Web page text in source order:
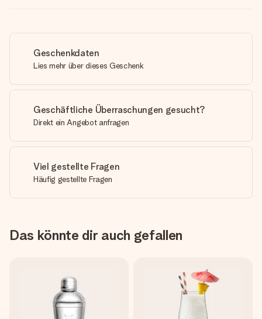
Geschenkdaten
Lies mehr über dieses Geschenk
Geschäftliche Überraschungen gesucht?
Direkt ein Angebot anfragen
Viel gestellte Fragen
Häufig gestellte Fragen
Das könnte dir auch gefallen